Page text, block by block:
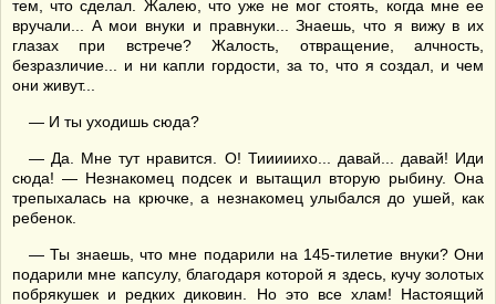
тем, что сделал. Жалею, что уже не мог стоять, когда мне ее
вручали... А мои внуки и правнуки... Знаешь, что я вижу в их
глазах при встрече? Жалость, отвращение, алчность,
безразличие... и ни капли гордости, за то, что я создал, и чем
они живут...
— И ты уходишь сюда?
— Да. Мне тут нравится. О! Тииииихо... давай... давай! Иди
сюда! — Незнакомец подсек и вытащил вторую рыбину. Она
трепыхалась на крючке, а незнакомец улыбался до ушей, как
ребенок.
— Ты знаешь, что мне подарили на 145-тилетие внуки? Они
подарили мне капсулу, благодаря которой я здесь, кучу золотых
побрякушек и редких диковин. Но это все хлам! Настоящий